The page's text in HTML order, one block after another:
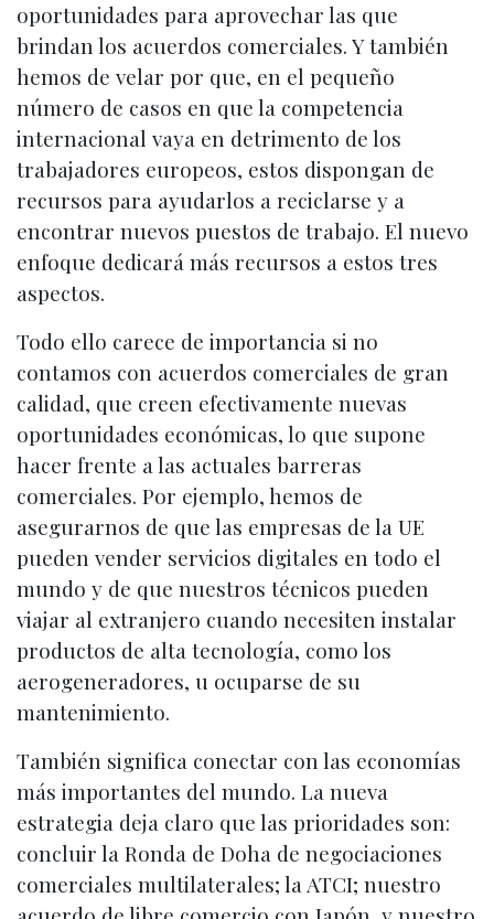
oportunidades para aprovechar las que
brindan los acuerdos comerciales. Y también
hemos de velar por que, en el pequeño
número de casos en que la competencia
internacional vaya en detrimento de los
trabajadores europeos, estos dispongan de
recursos para ayudarlos a reciclarse y a
encontrar nuevos puestos de trabajo. El nuevo
enfoque dedicará más recursos a estos tres
aspectos.
Todo ello carece de importancia si no
contamos con acuerdos comerciales de gran
calidad, que creen efectivamente nuevas
oportunidades económicas, lo que supone
hacer frente a las actuales barreras
comerciales. Por ejemplo, hemos de
asegurarnos de que las empresas de la UE
pueden vender servicios digitales en todo el
mundo y de que nuestros técnicos pueden
viajar al extranjero cuando necesiten instalar
productos de alta tecnología, como los
aerogeneradores, u ocuparse de su
mantenimiento.
También significa conectar con las economías
más importantes del mundo. La nueva
estrategia deja claro que las prioridades son:
concluir la Ronda de Doha de negociaciones
comerciales multilaterales; la ATCI; nuestro